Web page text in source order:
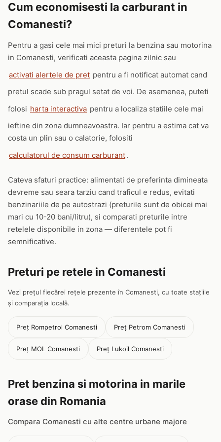
Cum economisesti la carburant in
Comanesti?
Pentru a gasi cele mai mici preturi la benzina sau motorina
in Comanesti, verificati aceasta pagina zilnic sau
activati alertele de pret pentru a fi notificat automat cand
pretul scade sub pragul setat de voi. De asemenea, puteti
folosi harta interactiva pentru a localiza statiile cele mai
ieftine din zona dumneavoastra. Iar pentru a estima cat va
costa un plin sau o calatorie, folositi
calculatorul de consum carburant.
Cateva sfaturi practice: alimentati de preferinta dimineata
devreme sau seara tarziu cand traficul e redus, evitati
benzinariile de pe autostrazi (preturile sunt de obicei mai
mari cu 10-20 bani/litru), si comparati preturile intre
retelele disponibile in zona — diferentele pot fi
semnificative.
Preturi pe retele in Comanesti
Vezi prețul fiecărei rețele prezente în Comanesti, cu toate stațiile
și comparația locală.
Preț Rompetrol Comanesti Preț Petrom Comanesti
Preț MOL Comanesti Preț Lukoil Comanesti
Pret benzina si motorina in marile
orase din Romania
Compara Comanesti cu alte centre urbane majore